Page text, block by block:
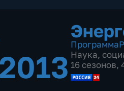
Программа
Наука,
16 сезонов,